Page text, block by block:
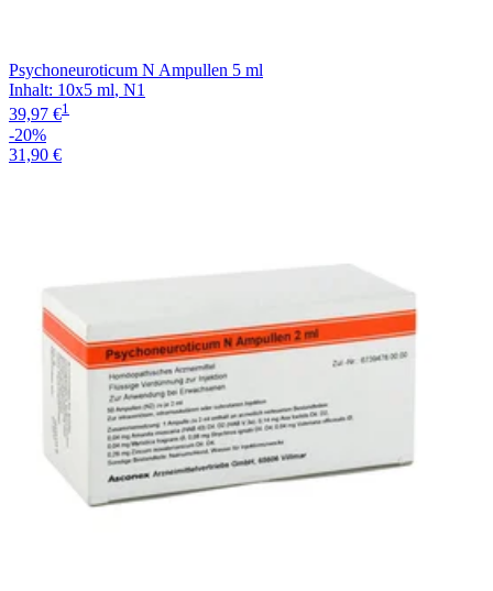
Psychoneuroticum N Ampullen 5 ml
Inhalt: 10x5 ml, N1
39,97 €1
-20%
31,90 €